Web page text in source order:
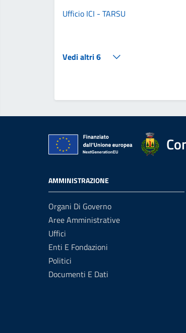
Ufficio ICI - TARSU
Vedi altri 6
AMMINISTRAZIONE
Organi Di Governo
Aree Amministrative
Uffici
Enti E Fondazioni
Politici
Documenti E Dati